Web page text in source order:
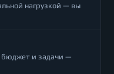
нагрузкой — вы
и задачи —